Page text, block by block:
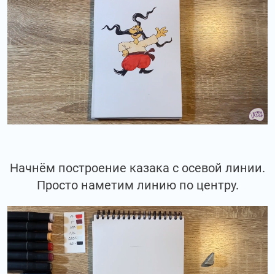
Начнём построение казака с осевой линии.
Просто наметим линию по центру.